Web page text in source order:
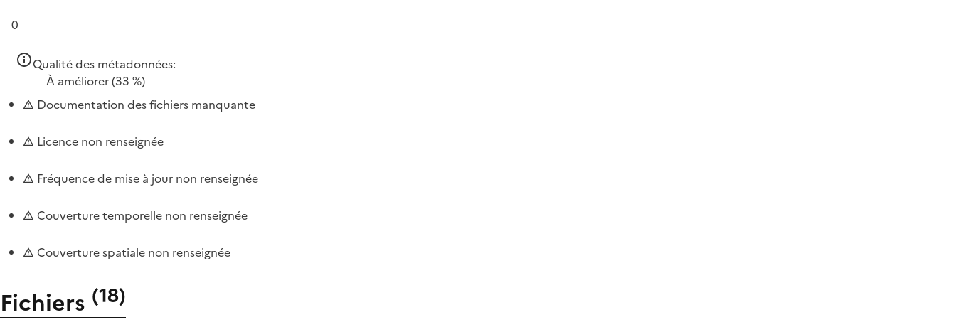
0
Qualité des métadonnées:
À améliorer(33 %)
Documentation des fichiers manquante
Licence non renseignée
Fréquence de mise à jour non renseignée
Couverture temporelle non renseignée
Couverture spatiale non renseignée
Fichiers (18)